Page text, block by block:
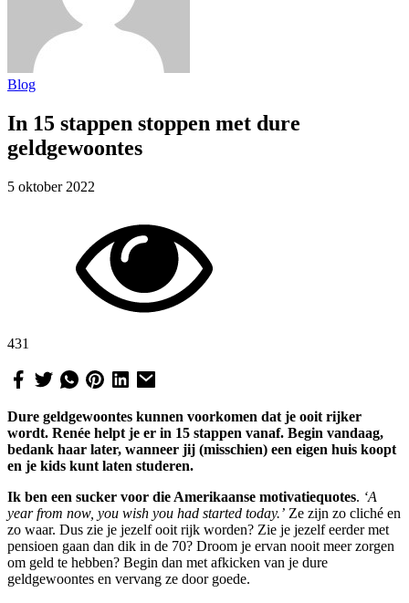
Blog
In 15 stappen stoppen met dure
geldgewoontes
5 oktober 2022
431
Dure geldgewoontes kunnen voorkomen dat je ooit rijker
wordt. Renée helpt je er in 15 stappen vanaf. Begin vandaag,
bedank haar later, wanneer jij (misschien) een eigen huis koopt
en je kids kunt laten studeren.
Ik ben een sucker voor die Amerikaanse motivatiequotes. ‘A
year from now, you wish you had started today.’ Ze zijn zo cliché en
zo waar. Dus zie je jezelf ooit rijk worden? Zie je jezelf eerder met
pensioen gaan dan dik in de 70? Droom je ervan nooit meer zorgen
om geld te hebben? Begin dan met afkicken van je dure
geldgewoontes en vervang ze door goede.